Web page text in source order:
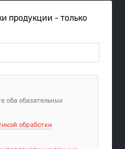
продукции - только
оба обязательных
обработки